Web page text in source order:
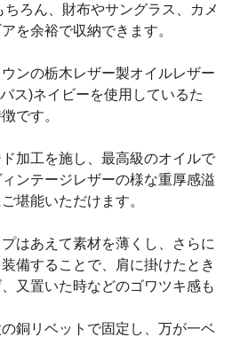
ろん、財布やサングラス、カメ
を余裕で収納できます。
ンの栃木レザー製オイルレザー
ス)ネイビーを使用しているた
です。
加工を施し、最高級のオイルで
ンテージレザーの様な重厚感溢
堪能いただけます。
はあえて素材を薄くし、さらに
備することで、肩に掛けたとき
又置いた時などのゴワツキ感も
銅リベットで固定し、万が一ベ